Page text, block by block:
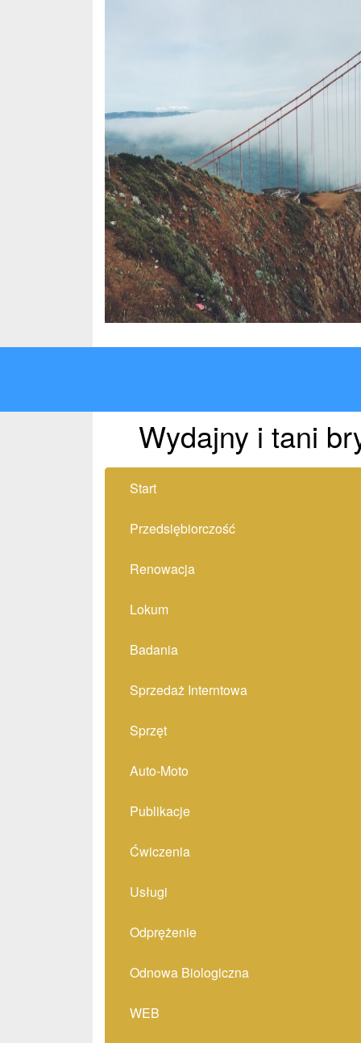
Wydajny i tani
Start
Przedsiębiorczość
Renowacja
Lokum
Badania
Sprzedaż Interntowa
Sprzęt
Auto-Moto
Publikacje
Ćwiczenia
Usługi
Odprężenie
Odnowa Biologiczna
WEB